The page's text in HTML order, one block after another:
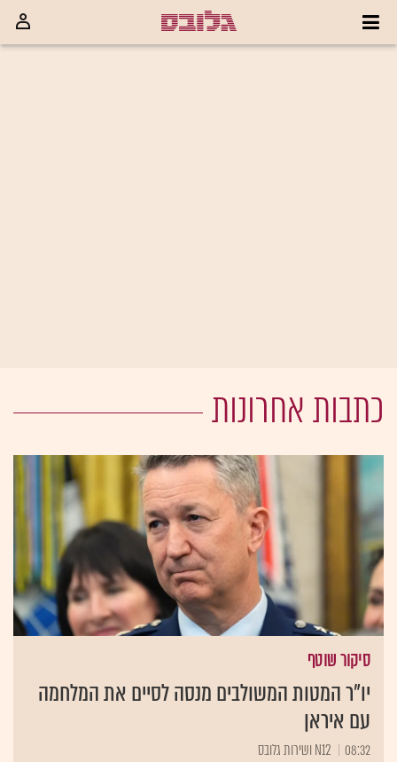
כתבות אחרונות
סיקור שוטף
יו"ר המטות המשולבים מנסה לסיים את המלחמה
עם איראן
08:32 N12 ושירות גלובס